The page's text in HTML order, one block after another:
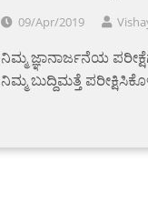
09/Apr/2019
ನಿಮ್ಮ ಜ್ಞಾನಾರ್ಜನೆಯ
ನಿಮ್ಮ ಬುದ್ದಿಮತ್ತೆ